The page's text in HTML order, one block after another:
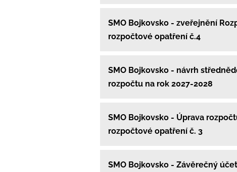
SMO Bojkovsko - zveřejnění
rozpočtové opatření č.4
SMO Bojkovsko - návrh
rozpočtu na rok 2027-2028
SMO Bojkovsko - Úprava
rozpočtové opatření č. 3
SMO Bojkovsko - Závěrečný